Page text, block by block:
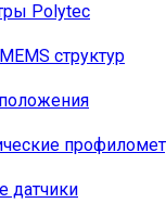
Polytec
структур
датчики